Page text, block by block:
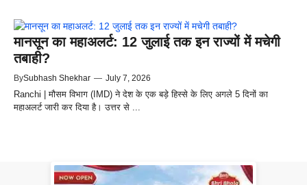
मानसून का महाअलर्ट: 12 जुलाई तक इन राज्यों में मचेगी
तबाही?
BySubhash Shekhar — July 7, 2026
Ranchi | मौसम विभाग (IMD) ने देश के एक बड़े हिस्से के लिए अगले 5 दिनों का
महाअलर्ट जारी कर दिया है। उत्तर से ...